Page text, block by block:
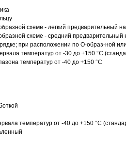
схеме - легкий предварительный
схеме - средний предварительный
при расположении по О-образ-ной
температур от -30 до +150 °C
температур от -40 до +150 °C
температур от -40 до +150 °C